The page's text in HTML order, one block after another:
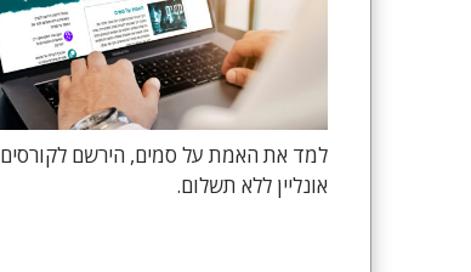
למד את האמת על סמים, הירשם לקורסים
אונליין ללא תשלום.